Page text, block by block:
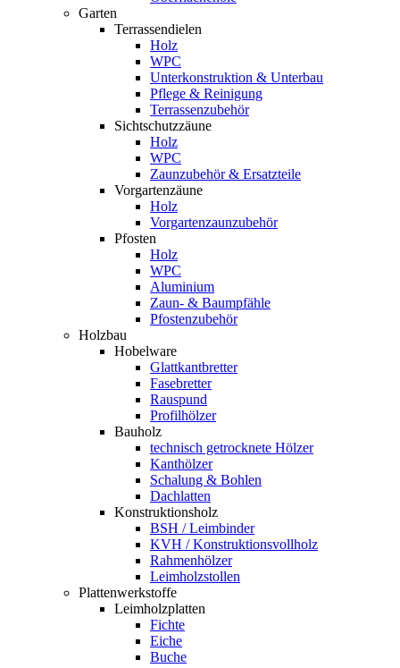
Garten
Terrassendielen
Holz
WPC
Unterkonstruktion & Unterbau
Pflege & Reinigung
Terrassenzubehör
Sichtschutzzäune
Holz
WPC
Zaunzubehör & Ersatzteile
Vorgartenzäune
Holz
Vorgartenzaunzubehör
Pfosten
Holz
WPC
Aluminium
Zaun- & Baumpfähle
Pfostenzubehör
Holzbau
Hobelware
Glattkantbretter
Fasebretter
Rauspund
Profilhölzer
Bauholz
technisch getrocknete Hölzer
Kanthölzer
Schalung & Bohlen
Dachlatten
Konstruktionsholz
BSH / Leimbinder
KVH / Konstruktionsvollholz
Rahmenhölzer
Leimholzstollen
Plattenwerkstoffe
Leimholzplatten
Fichte
Eiche
Buche